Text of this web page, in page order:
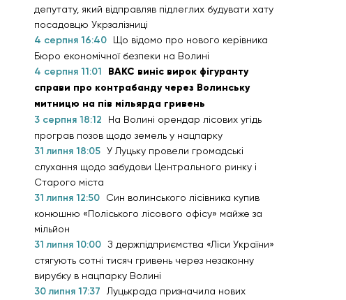
депутату, який відправляв підлеглих будувати хату
посадовцю Укрзалізниці
4 серпня 16:40
Що відомо про нового керівника
Бюро економічної безпеки на Волині
4 серпня 11:01
ВАКС виніс вирок фігуранту
справи про контрабанду через Волинську
митницю на пів мільярда гривень
3 серпня 18:12
На Волині орендар лісових угідь
програв позов щодо земель у нацпарку
31 липня 18:05 У Луцьку провели громадські
слухання щодо забудови Центрального ринку і
Старого міста
31 липня 12:50
Син волинського лісівника купив
конюшню «Поліського лісового офісу» майже за
мільйон
31 липня 10:00 З держпідприємства «Ліси України»
стягують сотні тисяч гривень через незаконну
вирубку в нацпарку Волині
30 липня 17:37
Луцькрада призначила нових